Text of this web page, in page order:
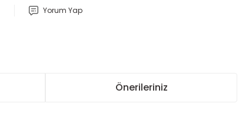
Yorum Yap
Önerileriniz